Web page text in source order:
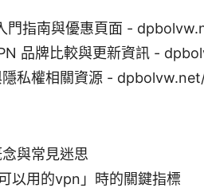
門指南與優惠頁面 -
品牌比較與更新資訊 -
私權相關資源 -
與常見迷思
以用的vpn」時的關鍵指標